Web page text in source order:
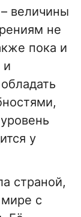
величины
не
пока и
и
у
страной,
с